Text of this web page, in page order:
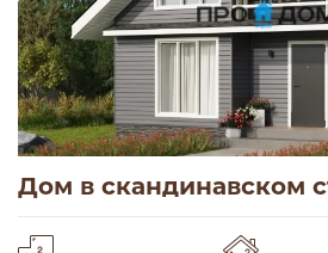
Дом в скандинавском